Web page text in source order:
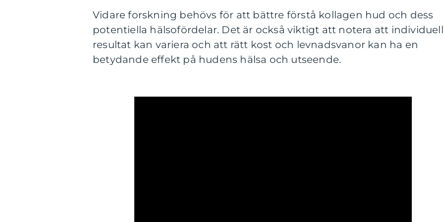
Vidare forskning behövs för att bättre förstå kollagen hud och dess
potentiella hälsofördelar. Det är också viktigt att notera att
resultat kan variera och att rätt kost och levnadsvanor kan ha en
betydande effekt på hudens hälsa och utseende.